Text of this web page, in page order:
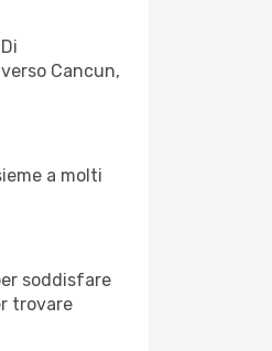
Cancun,
a molti
soddisfare
trovare